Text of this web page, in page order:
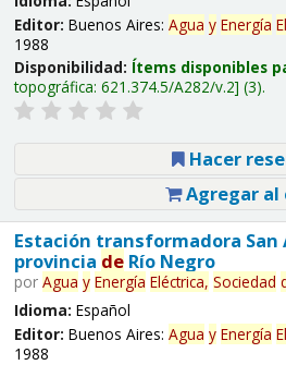
Editor: Buenos Aires: Agua y Energía
1988
Disponibilidad: Ítems disponibles
topográfica: 621.374.5/A282/v.2 (3).
Hacer
Agregar al
Estación transformadora San
provincia deRío Negro
por Agua y Energía Eléctrica, Sociedad
Idioma: Español
Editor: Buenos Aires: Agua y Energía
1988